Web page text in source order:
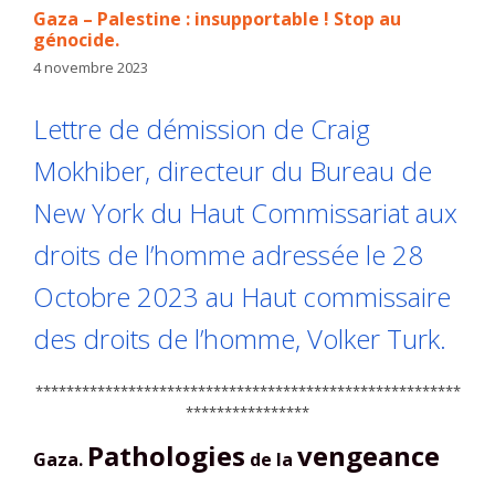
Gaza – Palestine : insupportable ! Stop au
génocide.
4 novembre 2023
Lettre de démission de Craig
Mokhiber, directeur du Bureau de
New York du Haut Commissariat aux
droits de l’homme adressée le 28
Octobre 2023 au Haut commissaire
des droits de l’homme, Volker Turk.
*******************************************************
****************
Gaza. Pathologies de la vengeance